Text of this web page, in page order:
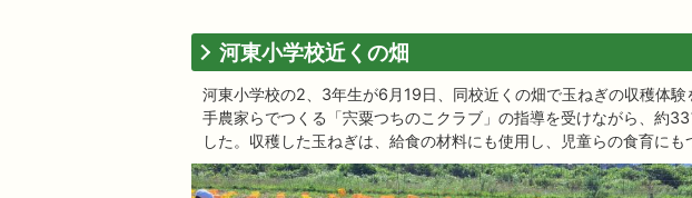
河東小学校近くの畑
河東小学校の2、3年生が6月19日、同校近くの畑で玉ねぎの収穫体
手農家らでつくる「宍粟つちのこクラブ」の指導を受けながら、約
した。収穫した玉ねぎは、給食の材料にも使用し、児童らの食育にも